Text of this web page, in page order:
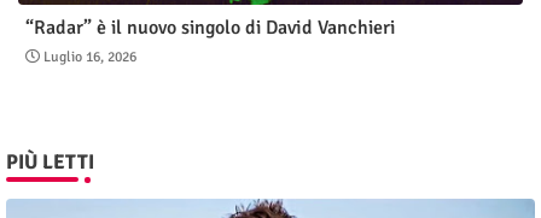
“Radar” è il nuovo singolo di David Vanchieri
Luglio 16, 2026
PIÙ LETTI